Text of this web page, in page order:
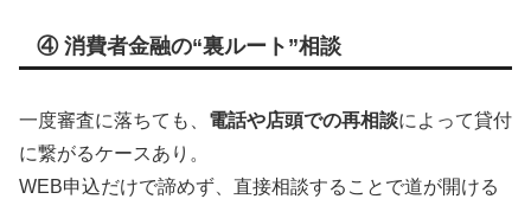
④ 消費者金融の“裏ルート”相談
一度審査に落ちても、 電話や店頭での再相談によって貸付
に繋がるケースあり。
WEB申込だけで諦めず、直接相談することで道が開ける